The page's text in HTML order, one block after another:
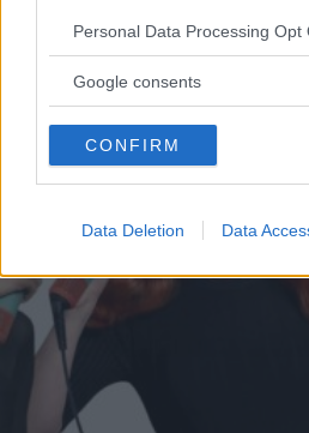
Please note that this website/app
not limited to your visit or usage
use your data for below specified
consent section.
Personal Data Processing Opt
Google consents
CONFIRM
Data Deletion Data